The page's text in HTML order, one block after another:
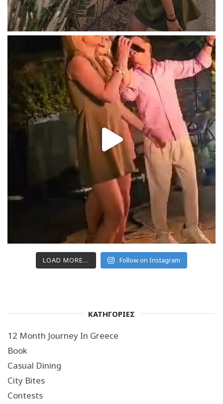
LOAD MORE... Follow on Instagram
ΚΑΤΗΓΟΡΙΕΣ
12 Month Journey In Greece
Book
Casual Dining
City Bites
Contests